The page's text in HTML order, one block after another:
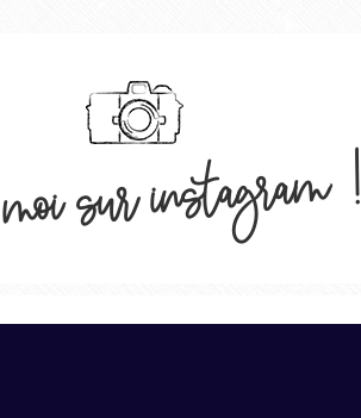
sur instagram !